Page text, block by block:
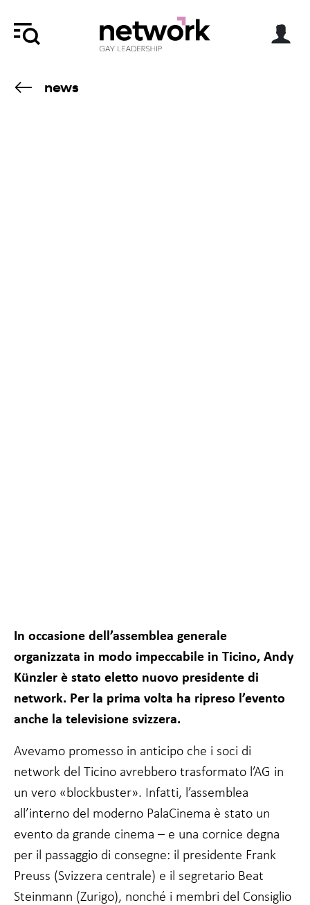
news
In occasione dell’assemblea generale
organizzata in modo impeccabile in Ticino, Andy
Künzler è stato eletto nuovo presidente di
network. Per la prima volta ha ripreso l’evento
anche la televisione svizzera.
Avevamo promesso in anticipo che i soci di
network del Ticino avrebbero trasformato l’AG in
un vero «blockbuster». Infatti, l’assemblea
all’interno del moderno PalaCinema è stato un
evento da grande cinema – e una cornice degna
per il passaggio di consegne: il presidente Frank
Preuss (Svizzera centrale) e il segretario Beat
Steinmann (Zurigo), nonché i membri del Consiglio
Sono necessari
per il
funzionamento
del sito web.
Statistiche
poter
migliorare
la
funzionalità
e la
struttura
del sito
base a
come viene
utilizzato.